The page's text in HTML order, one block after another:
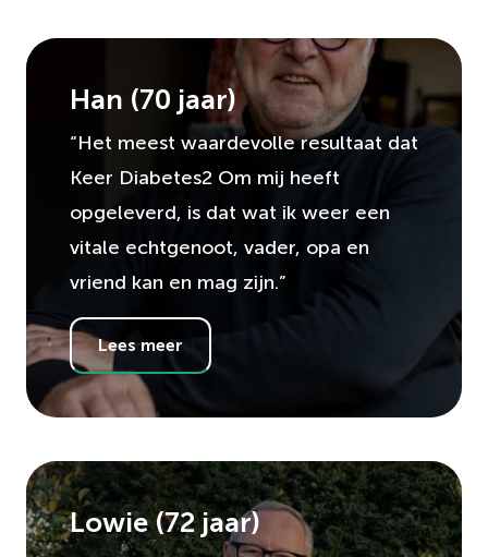
Han (70 jaar)
“Het meest waardevolle resultaat dat
Keer Diabetes2 Om mij heeft
opgeleverd, is dat wat ik weer een
vitale echtgenoot, vader, opa en
vriend kan en mag zijn.”
Lees meer
Lowie (72jaar)